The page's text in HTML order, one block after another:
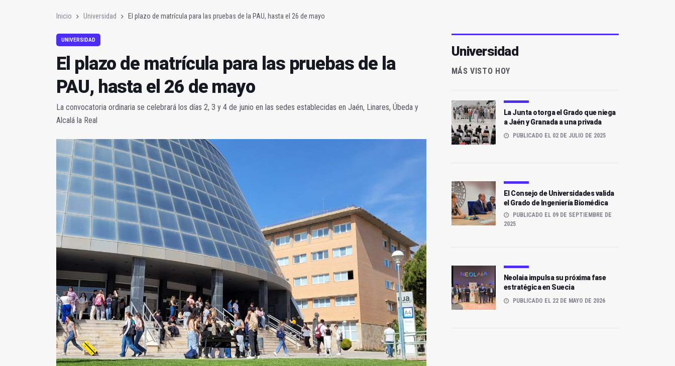
Inicio Universidad El plazo de matrícula para las pruebas de la PAU, hasta el 26 de mayo
UNIVERSIDAD
El plazo de matrícula para las pruebas de la
PAU, hasta el 26 de mayo
La convocatoria ordinaria se celebrará los días 2, 3 y 4 de junio en las sedes establecidas en Jaén, Linares, Úbeda y
Alcalá la Real
Universidad
MÁS VISTO HOY
La Junta otorga el Grado que niega
a Jaén y Granada a una privada
PUBLICADO EL 02 DE JULIO DE 2025
El Consejo de Universidades valida
el Grado de Ingeniería Biomédica
PUBLICADO EL 09 DE SEPTIEMBRE DE
2025
Neolaia impulsa su próxima fase
estratégica en Suecia
PUBLICADO EL 22 DE MAYO DE 2026